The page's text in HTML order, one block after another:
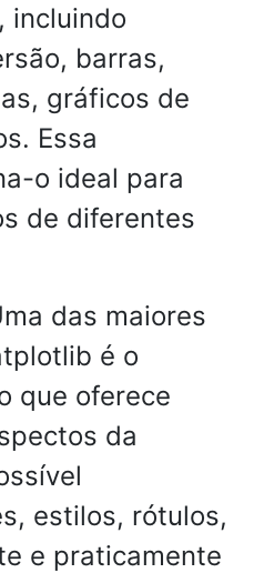
incluindo
barras,
gráficos de
Essa
o ideal para
de diferentes
das maiores
é o
que oferece
da
estilos, rótulos,
e praticamente